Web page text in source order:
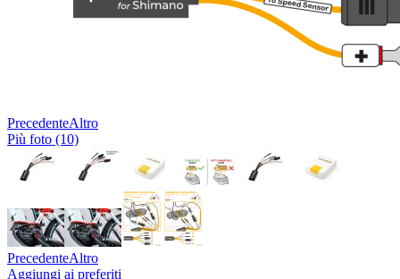
PrecedenteAltro
Più foto (10)
PrecedenteAltro
Aggiungi ai preferiti